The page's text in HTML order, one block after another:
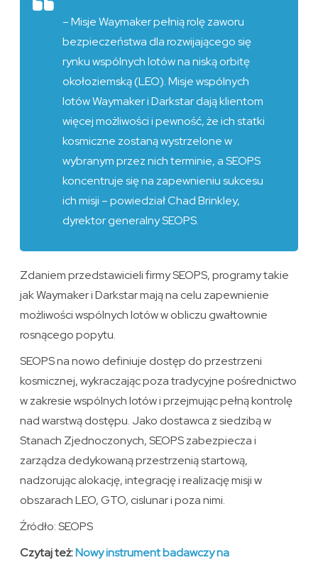
– Misje Waymaker pełnią rolę zaworu
bezpieczeństwa dla rozwijającego się
rynku wspólnych lotów na niską orbitę
okołoziemską (LEO). Misje wspólnych
lotów Waymaker i Darkstar dają klientom
więcej możliwości i pewność, że ich statki
kosmiczne zostaną wystrzelone w
wybranym przez nich terminie, a SEOPS
koncentruje się na zapewnieniu sukcesu
ich misji – powiedział Chad Brinkley,
dyrektor generalny SEOPS.
Zdaniem przedstawicieli firmy SEOPS, programy takie
jak Waymaker i Darkstar mają na celu zapewnienie
możliwości wspólnych lotów w obliczu gwałtownie
rosnącego popytu.
SEOPS na nowo definiuje dostęp do przestrzeni
kosmicznej, wykraczając poza tradycyjne pośrednictwo
w zakresie wspólnych lotów i przejmując pełną kontrolę
nad warstwą dostępu. Jako dostawca z siedzibą w
Stanach Zjednoczonych, SEOPS zabezpiecza i
zarządza dedykowaną przestrzenią startową,
nadzorując alokację, integrację i realizację misji w
obszarach LEO, GTO, cislunar i poza nimi.
Źródło: SEOPS
Czytaj też:Nowy instrument badawczy na